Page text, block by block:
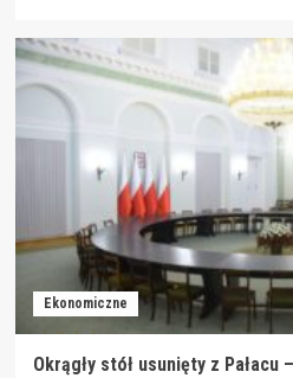
Ekonomiczne
Okrągły stół usunięty z Pałacu